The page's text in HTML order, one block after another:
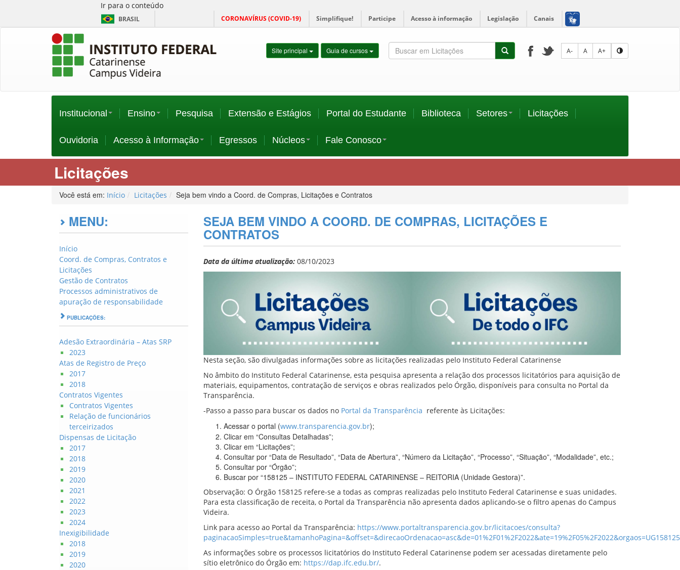
Ir para o conteúdo
BRASIL CORONAVÍRUS (COVID-19) Simplifique! Participe Acesso à informação Legislação Canais
Site principal Guia de cursos A- A A+
Institucional Ensino Pesquisa Extensão e Estágios Portal do Estudante Biblioteca Setores Licitações
Ouvidoria Acesso à Informação Egressos Núcleos Fale Conosco
Licitações
Você está em: Início Licitações Seja bem vindo a Coord. de Compras, Licitações e Contratos
MENU:
Início
Coord. de Compras, Contratos e
Licitações
Gestão de Contratos
Processos administrativos de
apuração de responsabilidade
PUBLICAÇÕES:
Adesão Extraordinária – Atas SRP
2023
Atas de Registro de Preço
2017
2018
Contratos Vigentes
Contratos Vigentes
Relação de funcionários
terceirizados
Dispensas de Licitação
2017
2018
2019
2020
2021
2022
2023
2024
Inexigibilidade
2018
2019
2020
SEJA BEM VINDO A COORD. DE COMPRAS, LICITAÇÕES E
CONTRATOS
Data da última atualização: 08/10/2023
Nesta seção, são divulgadas informações sobre as licitações realizadas pelo Instituto Federal Catarinense
No âmbito do Instituto Federal Catarinense, esta pesquisa apresenta a relação dos processos licitatórios para aquisição de
materiais, equipamentos, contratação de serviços e obras realizados pelo Órgão, disponíveis para consulta no Portal da
Transparência.
-Passo a passo para buscar os dados no Portal da Transparência referente às Licitações:
Acessar o portal (www.transparencia.gov.br);
Clicar em “Consultas Detalhadas”;
Clicar em “Licitações”;
Consultar por “Data de Resultado”, “Data de Abertura”, “Número da Licitação”, “Processo”, “Situação”, “Modalidade”, etc.;
Consultar por “Órgão”;
Buscar por “158125 – INSTITUTO FEDERAL CATARINENSE – REITORIA (Unidade Gestora)”.
Observação: O Órgão 158125 refere-se a todas as compras realizadas pelo Instituto Federal Catarinense e suas unidades.
Para esta classificação de receita, o Portal da Transparência não apresenta dados aplicando-se o filtro apenas do Campus
Videira.
Link para acesso ao Portal da Transparência: https://www.portaltransparencia.gov.br/licitacoes/consulta?
As informações sobre os processos licitatórios do Instituto Federal Catarinense podem ser acessadas diretamente pelo
sítio eletrônico do Órgão em: https://dap.ifc.edu.br/.